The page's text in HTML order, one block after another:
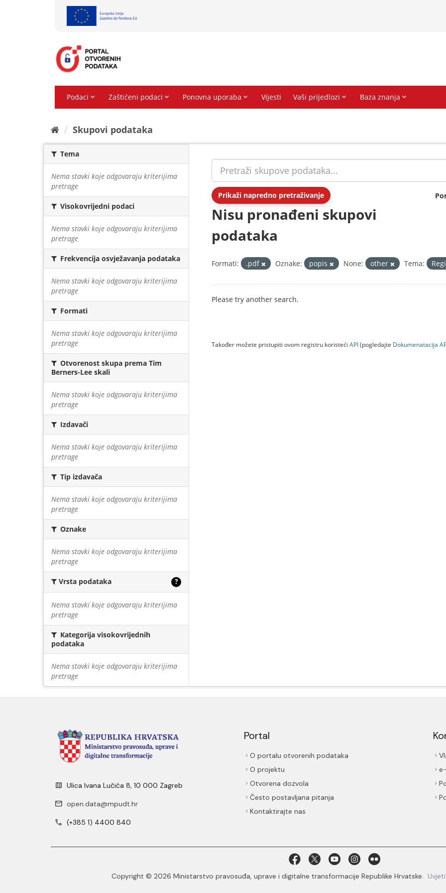
Skupovi podаtаkа
Tema
Nema stavki koje odgovaraju kriterijima
pretrage
Visokovrijedni podaci
Nema stavki koje odgovaraju kriterijima
pretrage
Frekvencija osvježavanja podataka
Nema stavki koje odgovaraju kriterijima
pretrage
Formati
Nema stavki koje odgovaraju kriterijima
pretrage
Otvorenost skupa prema Tim
Berners-Lee skali
Nema stavki koje odgovaraju kriterijima
pretrage
Izdavači
Nema stavki koje odgovaraju kriterijima
pretrage
Tip izdavača
Nema stavki koje odgovaraju kriterijima
pretrage
Oznake
Nema stavki koje odgovaraju kriterijima
pretrage
Vrsta podataka ?
Nema stavki koje odgovaraju kriterijima
pretrage
Kategorija visokovrijednih
podataka
Nema stavki koje odgovaraju kriterijima
pretrage
Prikaži napredno pretraživanje
Nisu pronađeni skupovi
podataka
Formati: .pdf Oznake: popis None: other Tema:
Please try another search.
Također možete pristupiti ovom registru koristeći API(pogledajte Dokumenаtаcijа